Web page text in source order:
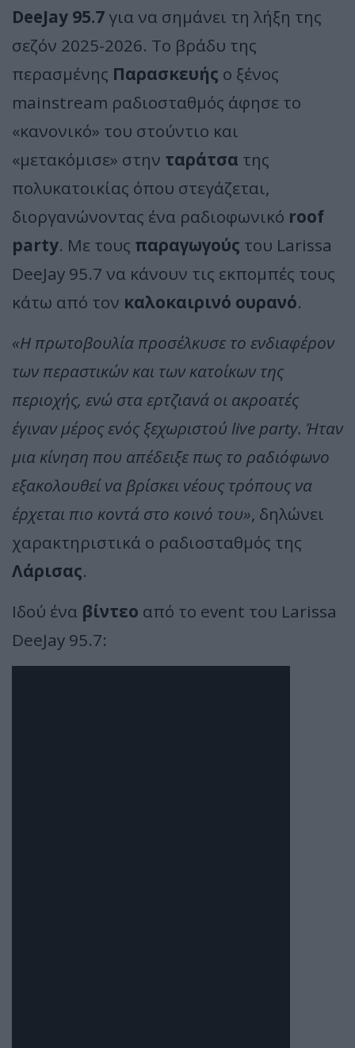
DeeJay 95.7 για να σημάνει τη λήξη της
σεζόν 2025-2026. Το βράδυ της
περασμένης Παρασκευής ο ξένος
mainstream ραδιοσταθμός άφησε το
«κανονικό» του στούντιο και
«μετακόμισε» στην ταράτσα της
πολυκατοικίας όπου στεγάζεται,
διοργανώνοντας ένα ραδιοφωνικό roof
party. Με τους παραγωγούς του Larissa
DeeJay 95.7 να κάνουν τις εκπομπές τους
κάτω από τον καλοκαιρινό ουρανό.
«Η πρωτοβουλία προσέλκυσε το ενδιαφέρον
των περαστικών και των κατοίκων της
περιοχής, ενώ στα ερτζιανά οι ακροατές
έγιναν μέρος ενός ξεχωριστού live party. Ήταν
μια κίνηση που απέδειξε πως το ραδιόφωνο
εξακολουθεί να βρίσκει νέους τρόπους να
έρχεται πιο κοντά στο κοινό του», δηλώνει
χαρακτηριστικά ο ραδιοσταθμός της
Λάρισας.
Ιδού ένα βίντεο από το event του Larissa
DeeJay 95.7: